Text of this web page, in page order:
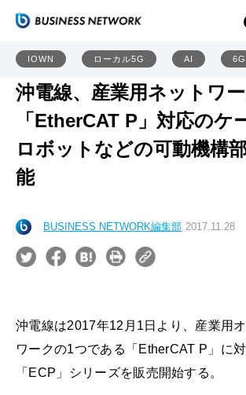
IOWN ローカル5G AI 6G
沖電線、産業用ネットワ
「EtherCAT P」対応の
ロボットなどの可動機構
能
BUSINESS NETWORK編集部 2017.11.28
沖電線は2017年12月1日より、産業用
ワークの1つである「EtherCAT P」に
「ECP」シリーズを販売開始する。